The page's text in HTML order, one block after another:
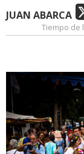
JUAN ABARCA
Tiempo de